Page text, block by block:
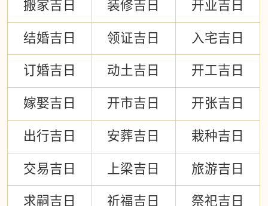
搬家吉日 装修吉日 开业吉日
结婚吉日 领证吉日 入宅吉日
订婚吉日 动土吉日 开工吉日
嫁娶吉日 开市吉日 开张吉日
出行吉日 安葬吉日 栽种吉日
交易吉日 上梁吉日 旅游吉日
求嗣吉日 祈福吉日 祭祀吉日